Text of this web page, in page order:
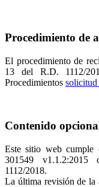
Procedimiento de
El procedimiento de
13 del R.D. 1112/
Procedimientos solicitud
Contenido
Este sitio web
301549 v1.1.2:2015
1112/2018.
La última revisión de la